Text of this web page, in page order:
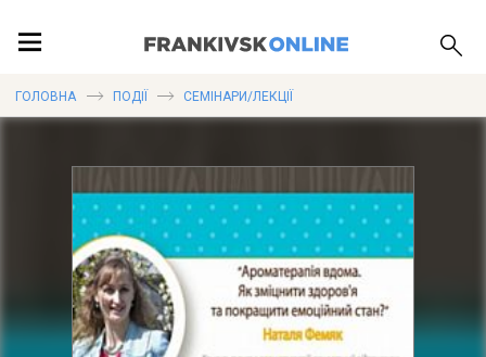
ПУБЛІКАЦІЇ
ГОЛОВНА ПОДІЇ СЕМІНАРИ/ЛЕКЦІЇ